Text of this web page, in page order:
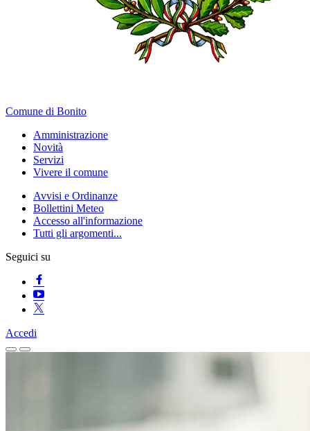
Comune di Bonito
Amministrazione
Novità
Servizi
Vivere il comune
Avvisi e Ordinanze
Bollettini Meteo
Accesso all'informazione
Tutti gli argomenti...
Seguici su
Accedi
Homepage